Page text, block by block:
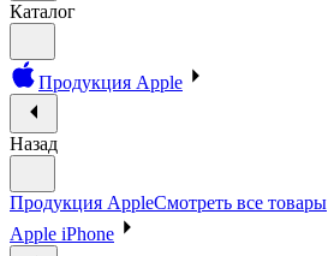
Каталог
Продукция Apple
Назад
Продукция AppleСмотреть все товары
Apple iPhone